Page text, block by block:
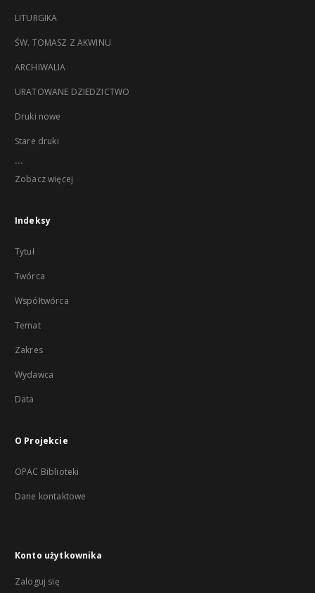
LITURGIKA
ŚW. TOMASZ Z AKWINU
ARCHIWALIA
URATOWANE DZIEDZICTWO
Druki nowe
Stare druki
...
Zobacz więcej
Indeksy
Tytuł
Twórca
Współtwórca
Temat
Zakres
Wydawca
Data
O Projekcie
OPAC Biblioteki
Dane kontaktowe
Konto użytkownika
Zaloguj się